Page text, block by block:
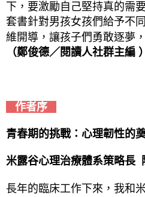
下，要激勵自己堅持真的需
套書針對男孩女孩們給予不
維開導，讓孩子們勇敢逐夢
（鄭俊德／閱讀人社群主編 ）
作者序
青春期的挑戰：心理韌性的
米露谷心理治療體系策略長
長年的臨床工作下來，我和